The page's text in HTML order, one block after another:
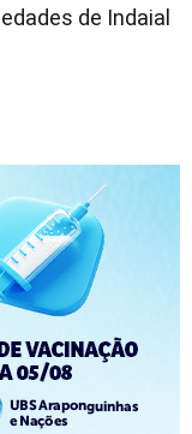
de Indaial